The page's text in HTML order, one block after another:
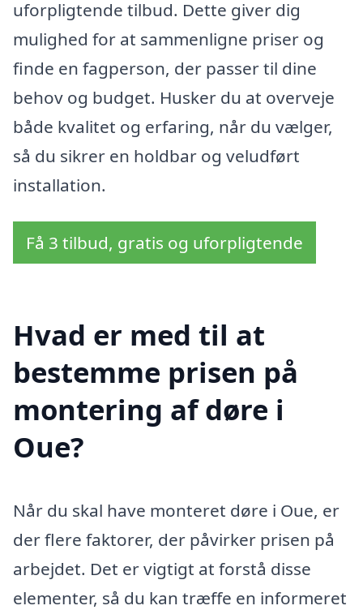
uforpligtende tilbud. Dette giver dig
mulighed for at sammenligne priser og
finde en fagperson, der passer til dine
behov og budget. Husker du at overveje
både kvalitet og erfaring, når du vælger,
så du sikrer en holdbar og veludført
installation.
Få 3 tilbud, gratis og uforpligtende
Hvad er med til at
bestemme prisen på
montering af døre i
Oue?
Når du skal have monteret døre i Oue, er
der flere faktorer, der påvirker prisen på
arbejdet. Det er vigtigt at forstå disse
elementer, så du kan træffe en informeret